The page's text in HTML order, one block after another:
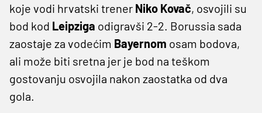
koje vodi hrvatski trener Niko Kovač, osvojili su
bod kod Leipziga odigravši 2-2. Borussia sada
zaostaje za vodećim Bayernom osam bodova,
ali može biti sretna jer je bod na teškom
gostovanju osvojila nakon zaostatka od dva
gola.